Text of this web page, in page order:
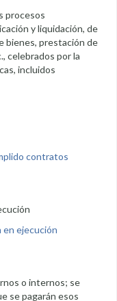
procesos
y liquidación, de
bienes, prestación de
celebrados por la
incluidos
contratos
en ejecución
o internos; se
se pagarán esos